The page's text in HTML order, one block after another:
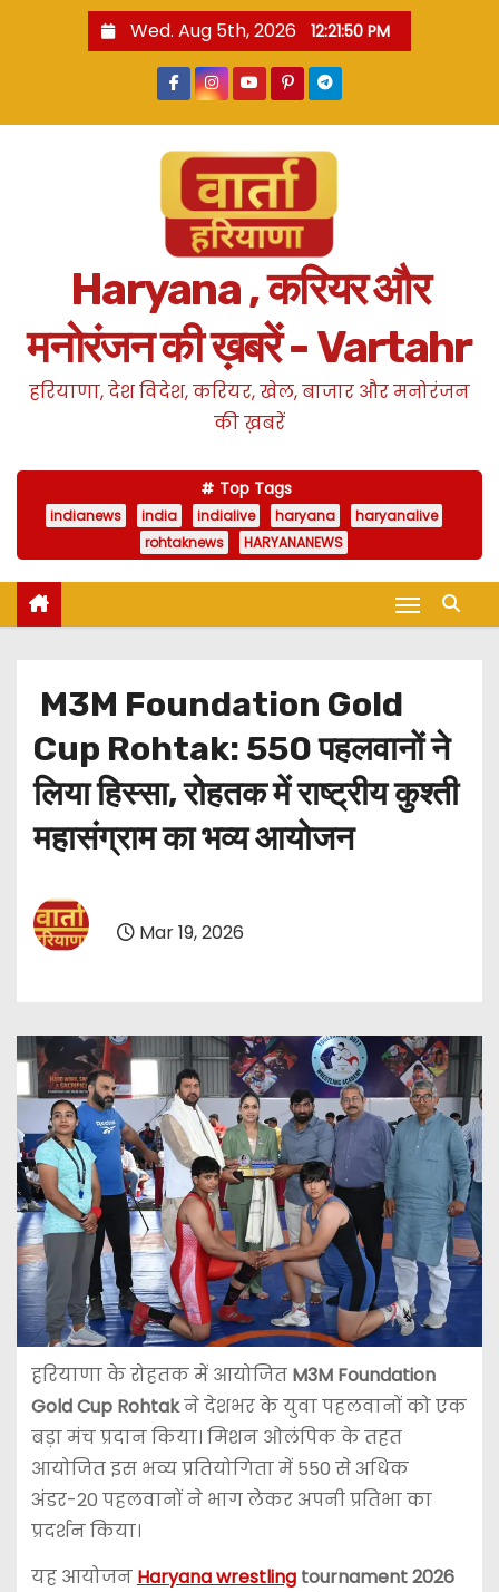
Wed. Aug 5th, 2026 12:21:51 PM
Haryana , करियर और
मनोरंजन की ख़बरें - Vartahr
हरियाणा, देश विदेश, करियर, खेल, बाजार और मनोरंजन
की ख़बरें
Top Tags
indianews india indialive haryana
haryanalive
rohtaknews
HARYANANEWS
M3M Foundation Gold
Cup Rohtak: 550 पहलवानों ने
लिया हिस्सा, रोहतक में राष्ट्रीय कुश्ती
महासंग्राम का भव्य आयोजन
Mar 19, 2026
हरियाणा केरोहतकमें आयोजित M3M Foundation
Gold Cup Rohtakने देशभर के युवा पहलवानों को एक
बड़ा मंच प्रदान किया। मिशन ओलंपिक के तहत
आयोजित इस भव्य प्रतियोगिता में 550 से अधिक
अंडर-20 पहलवानों ने भाग लेकर अपनी प्रतिभा का
प्रदर्शन किया।
यह आयोजन Haryana wrestlingtournament 2026